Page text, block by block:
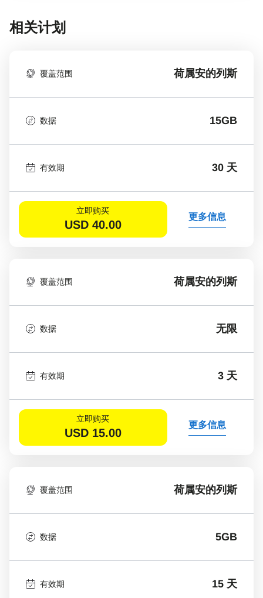
相关计划
覆盖范围 荷属安的列斯
数据 15GB
有效期 30 天
立即购买
USD 40.00
更多信息
覆盖范围 荷属安的列斯
数据 无限
有效期 3 天
立即购买
USD 15.00
更多信息
覆盖范围 荷属安的列斯
数据 5GB
有效期 15 天